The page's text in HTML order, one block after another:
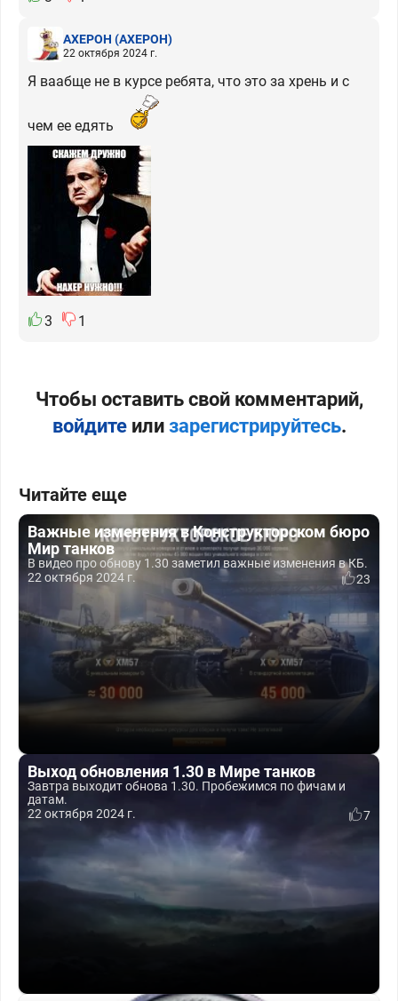
АХЕРОН (АХЕРОН)
22 октября 2024 г.
Я ваабще не в курсе ребята, что это за хрень и с
чем ее едять
3 1
Чтобы оставить свой комментарий,
войдитеили зарегистрируйтесь.
Читайте еще
Важные изменения в Конструкторском бюро
Мир танков
В видео про обнову 1.30 заметил важные изменения в КБ.
22 октября 2024 г.
23
Выход обновления 1.30 в Мире танков
Завтра выходит обнова 1.30. Пробежимся по фичам и
датам.
22 октября 2024 г.
7